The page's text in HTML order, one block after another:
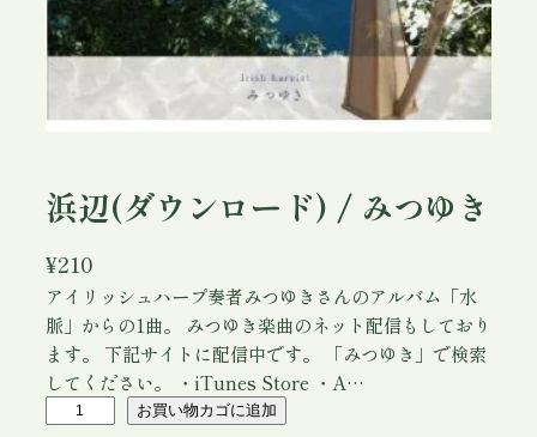
浜辺(ダウンロード) / みつゆき
¥210
アイリッシュハープ奏者みつゆきさんのアルバム「水
脈」からの1曲。 みつゆき楽曲のネット配信もしており
ます。 下記サイトに配信中です。 「みつゆき」で検索
してください。 ・iTunes Store ・A…
お買い物カゴに追加